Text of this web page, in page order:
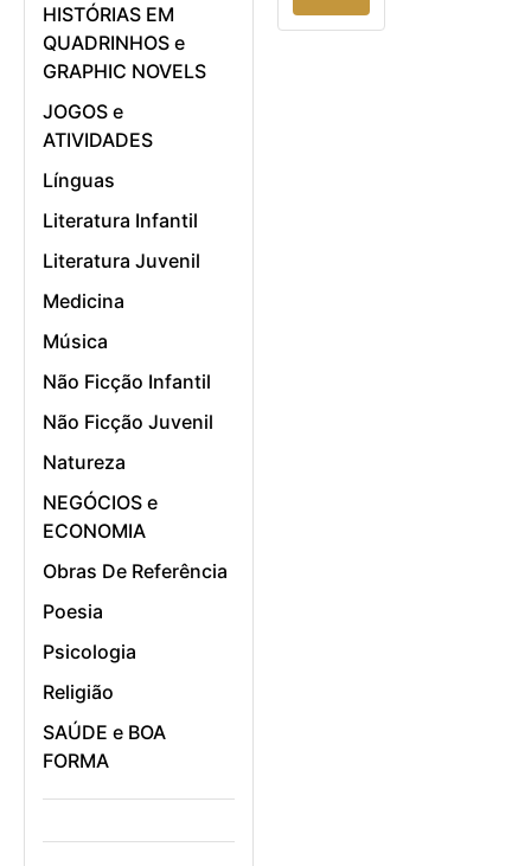
HISTÓRIAS EM
QUADRINHOS e
GRAPHIC NOVELS
JOGOS e
ATIVIDADES
Línguas
Literatura Infantil
Literatura Juvenil
Medicina
Música
Não Ficção Infantil
Não Ficção Juvenil
Natureza
NEGÓCIOS e
ECONOMIA
Obras De Referência
Poesia
Psicologia
Religião
SAÚDE e BOA
FORMA